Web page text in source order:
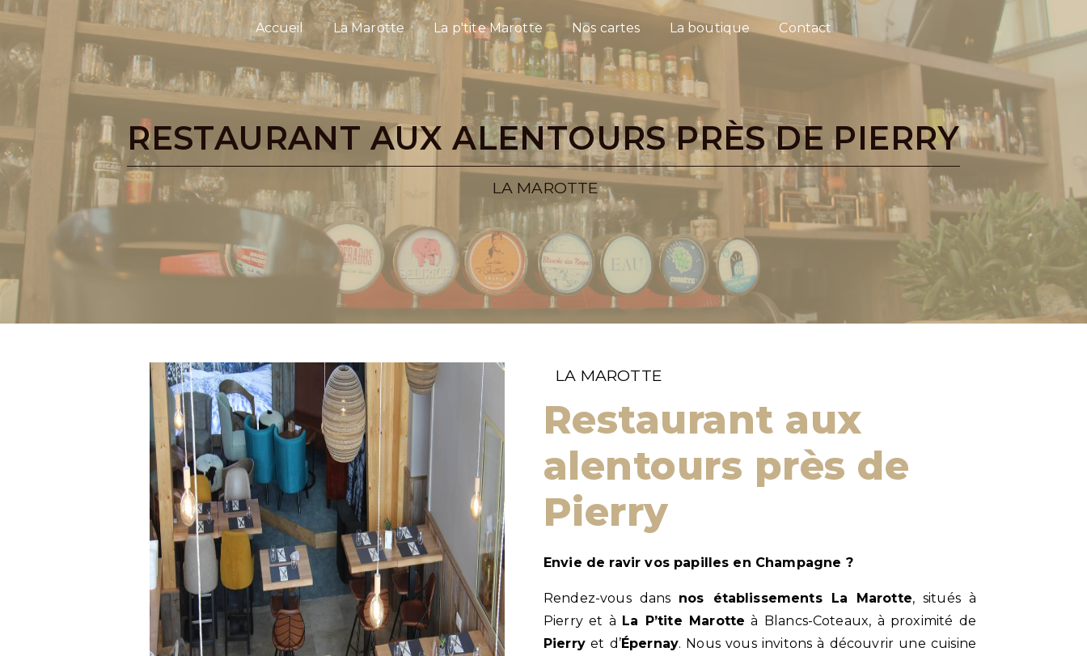
Accueil La Marotte La p'tite Marotte Nos cartes La boutique Contact
RESTAURANT AUX ALENTOURS PRÈS DE PIERRY
LA MAROTTE
LA MAROTTE
Restaurant aux
alentours près de
Pierry
Envie de ravir vos papilles en Champagne ?
Rendez-vous dans nos établissements La Marotte, situés à
Pierry et à La P’tite Marotte à Blancs-Coteaux, à proximité de
Pierryet d’Épernay. Nous vous invitons à découvrir une cuisine
Panneau de gestion des cookies